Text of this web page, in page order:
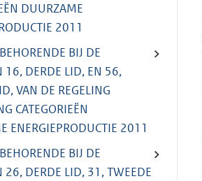
DUURZAME
2011
BIJ DE
16, DERDE LID, EN 56,
VAN DE REGELING
CATEGORIEËN
ENERGIEPRODUCTIE 2011
BIJ DE
26, DERDE LID, 31, TWEEDE